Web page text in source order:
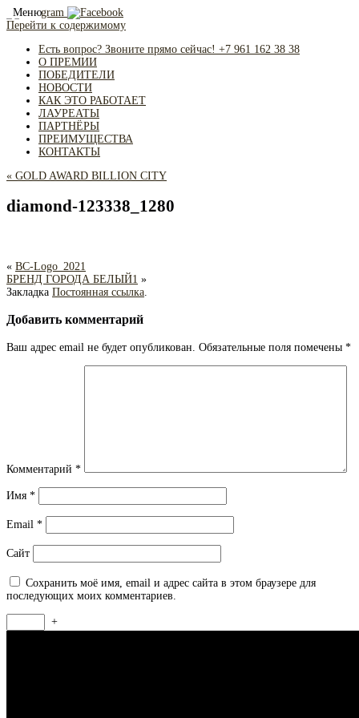
Меню
Перейти к содержимому
Есть вопрос? Звоните прямо сейчас! +7 961 162 38 38
О ПРЕМИИ
ПОБЕДИТЕЛИ
НОВОСТИ
КАК ЭТО РАБОТАЕТ
ЛАУРЕАТЫ
ПАРТНЁРЫ
ПРЕИМУЩЕСТВА
КОНТАКТЫ
« GOLD AWARD BILLION CITY
diamond-123338_1280
« BC-Logo_2021
БРЕНД ГОРОДА БЕЛЫЙ1 »
Закладка Постоянная ссылка
Добавить комментарий
Ваш адрес email не будет опубликован. Обязательные поля помечены *
Комментарий *
Имя *
Email *
Сайт
Сохранить моё имя, email и адрес сайта в этом браузере для
последующих моих комментариев.
+